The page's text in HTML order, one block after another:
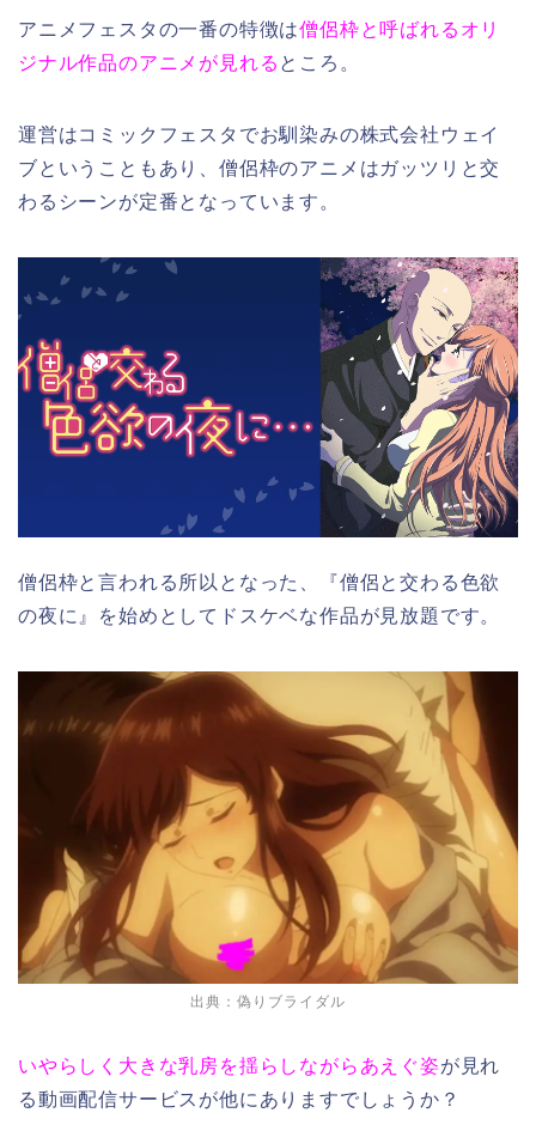
アニメフェスタの一番の特徴は僧侶枠と呼ばれるオリ
ジナル作品のアニメが見れる ところ。
運営はコミックフェスタでお馴染みの株式会社ウェイ
ブということもあり、僧侶枠のアニメはガッツリと交
わるシーンが定番となっています。
僧侶枠と言われる所以となった、『僧侶と交わる色欲
の夜に』を始めとしてドスケベな作品が見放題です。
出典：偽りブライダル
いやらしく大きな乳房を揺らしながらあえぐ姿が見れ
る動画配信サービスが他にありますでしょうか？